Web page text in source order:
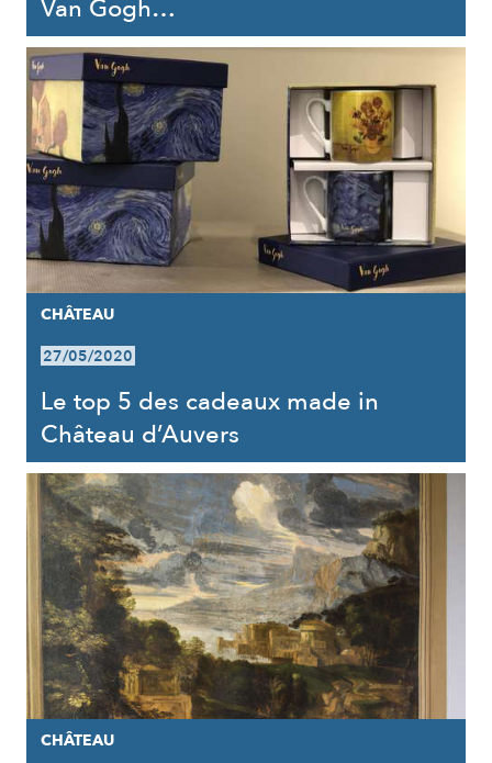
Van Gogh…
CHÂTEAU
27/05/2020
Le top 5 des cadeaux made in
Château d’Auvers
CHÂTEAU